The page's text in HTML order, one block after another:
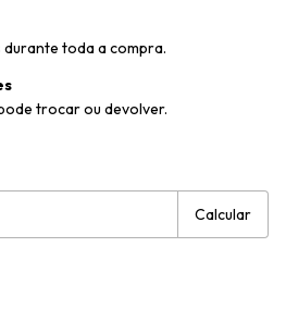
durante toda a compra.
trocar ou devolver.
Calcular